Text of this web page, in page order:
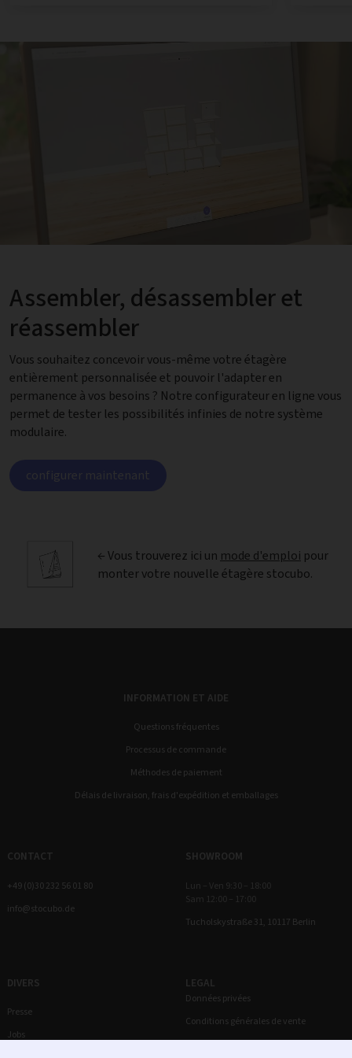
Assembler, désassembler et
réassembler
Vous souhaitez concevoir vous-même votre étagère
entièrement personnalisée et pouvoir l'adapter en
permanence à vos besoins ? Notre configurateur en ligne vous
permet de tester les possibilités infinies de notre système
modulaire.
configurer maintenant
← Vous trouverez ici un mode d'emploi pour
monter votre nouvelle étagère stocubo.
INFORMATION ET AIDE
Questions fréquentes
Processus de commande
Méthodes de paiement
Délais de livraison, frais d'expédition et emballages
CONTACT
+49 (0)30 232 56 01 80
info@stocubo.de
SHOWROOM
Lun – Ven 9:30 – 18:00
Sam 12:00 – 17:00
Tucholskystraße 31, 10117 Berlin
DIVERS
Presse
Jobs
LEGAL
Données privées
Conditions générales de vente
Droit de rétractation